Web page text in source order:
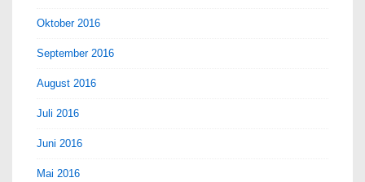
Oktober 2016
September 2016
August 2016
Juli 2016
Juni 2016
Mai 2016